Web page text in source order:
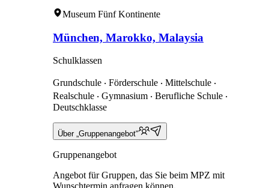
Museum Fünf Kontinente
München, Marokko, Malaysia
Schulklassen
Grundschule ‧ Förderschule ‧ Mittelschule ‧
Realschule ‧ Gymnasium ‧ Berufliche Schule ‧
Deutschklasse
Über „Gruppenangebot“
Gruppenangebot
Angebot für Gruppen, das Sie beim MPZ mit